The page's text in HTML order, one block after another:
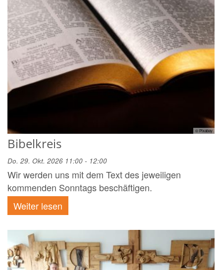
© Pixabay
Bibelkreis
Do. 29. Okt. 2026 11:00 - 12:00
Wir werden uns mit dem Text des jeweiligen
kommenden Sonntags beschäftigen.
Weiter lesen